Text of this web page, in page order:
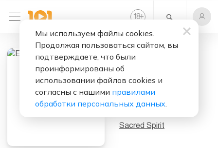
18+
Слушать бесплатно
Enigmatic Hits
Volume III
Sacred Spirit
Мы используем файлы cookies.
Продолжая пользоваться сайтом, вы
подтверждаете, что были
проинформированы об
использовании файлов cookies и
согласны с нашими правилами
обработки персональных данных.